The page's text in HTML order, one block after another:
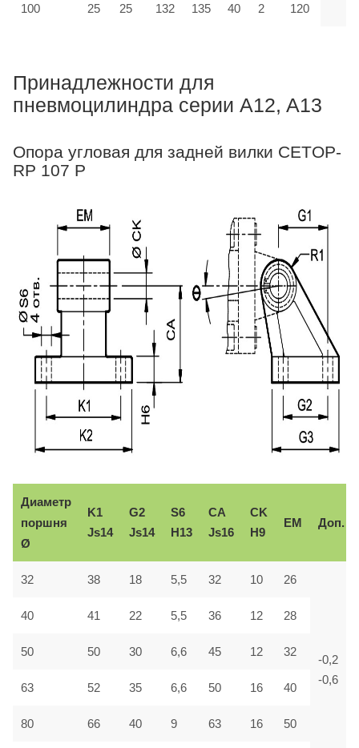
100 25 25 132 135 40 2 120
Принадлежности для
пневмоцилиндра серии A12, A13
Опора угловая для задней вилки CETOP-
RP 107 P
Диаметр
поршня
Ø
K1
Js14
G2
Js14
S6
H13
CA
Js16
CK
H9
EM Доп.
32 38 18 5,5 32 10 26
-0,2
-0,6
40 41 22 5,5 36 12 28
50 50 30 6,6 45 12 32
63 52 35 6,6 50 16 40
80 66 40 9 63 16 50